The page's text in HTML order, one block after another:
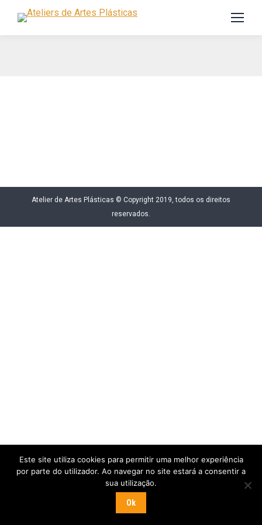
Atelier de Artes Plásticas © Copyright 2019, todos os direitos
reservados.
Este site utiliza cookies para permitir uma melhor experiência
por parte do utilizador. Ao navegar no site estará a consentir a
sua utilização.
Ok